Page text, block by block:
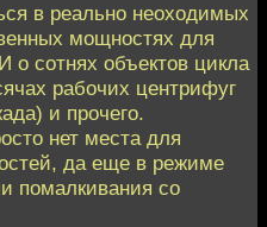
в реально неоходимых
мощностях для
сотнях объектов цикла
рабочих центрифуг
и прочего.
нет места для
да еще в режиме
помалкивания со